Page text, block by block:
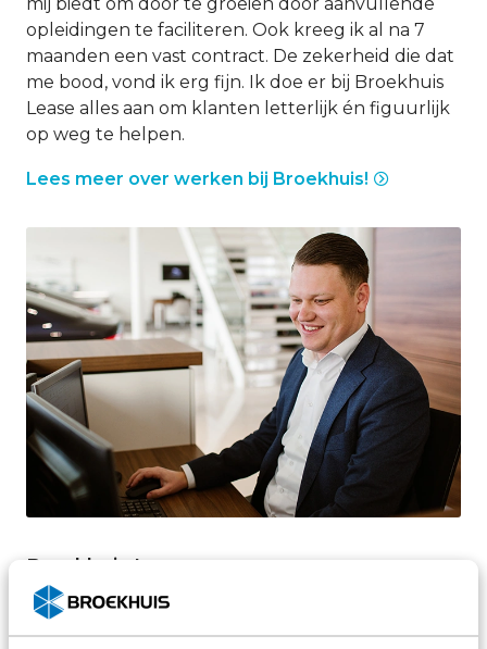
opleidingen te faciliteren. Ook kreeg ik al na 7
maanden een vast contract. De zekerheid die dat
me bood, vond ik erg fijn. Ik doe er bij Broekhuis
Lease alles aan om klanten letterlijk én figuurlijk
op weg te helpen.
Lees meer over werken bij Broekhuis!
Broekhuis Lease
Broekhuis Lease is één van de grootste pioniers